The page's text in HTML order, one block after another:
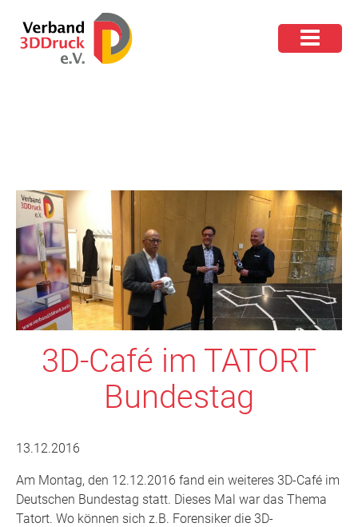
3D-Café im TATORT
Bundestag
13.12.2016
Am Montag, den 12.12.2016 fand ein weiteres 3D-Café im
Deutschen Bundestag statt. Dieses Mal war das Thema
Tatort. Wo können sich z.B. Forensiker die 3D-